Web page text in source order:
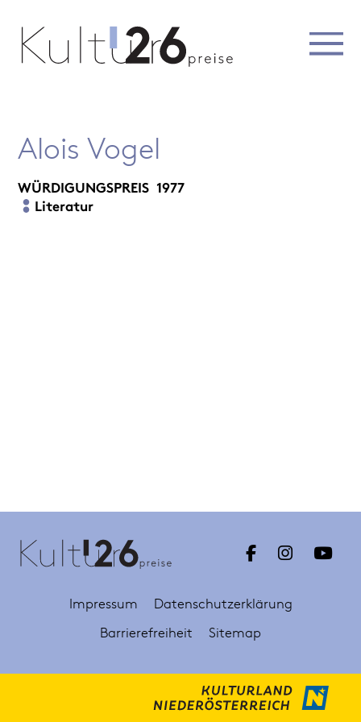
Alois Vogel
WÜRDIGUNGSPREIS 1977
Literatur
Impressum
Datenschutzerklärung
Barrierefreiheit
Sitemap